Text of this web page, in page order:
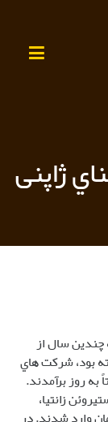
ژاپنی
زماني که چندين سال از
بود، شرکت هاي
روز برآمدند.
ماکسيما، ستيروئن زانتيا،